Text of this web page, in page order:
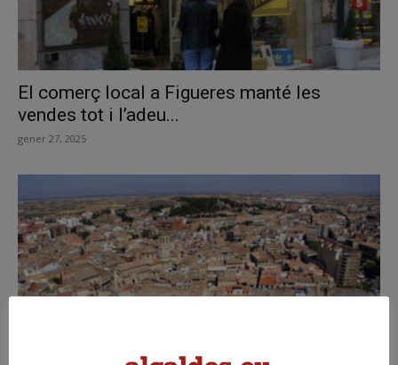
El comerç local a Figueres manté les
vendes tot i l’adeu...
gener 27, 2025